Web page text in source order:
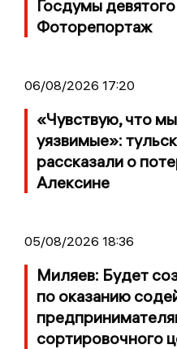
Госдумы
Фоторепортаж
06/08/2026 17:20
«Чувствую, что
уязвимые»:
рассказали о
Алексине
05/08/2026 18:36
Миляев: Будет
по оказанию
сортировочного